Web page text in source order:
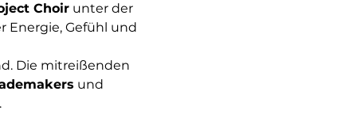
Choir unter der
Energie, Gefühl und
Die mitreißenden
und